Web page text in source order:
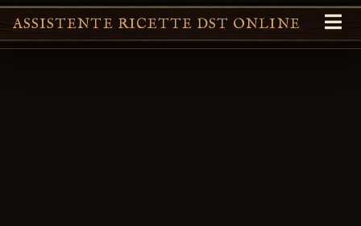
ASSISTENTE RICETTE DST ONLINE